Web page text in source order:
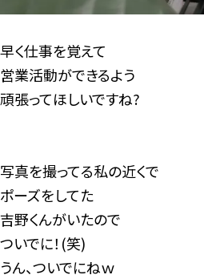
早く仕事を覚えて
営業活動ができるよう
頑張ってほしいですね?
写真を撮ってる私の近くで
ポーズをしてた
吉野くんがいたので
ついでに！(笑)
うん、ついでにねｗ